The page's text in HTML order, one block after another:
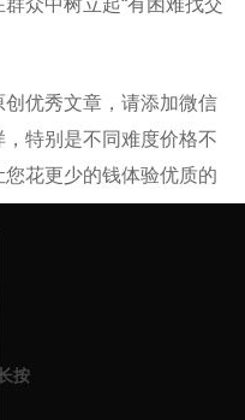
优秀文章，请添加微信
特别是不同难度价格不
花更少的钱体验优质的
讲稿中体现自己的爱岗敬业
按